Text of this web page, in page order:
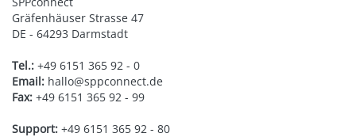
Gräfenhäuser Strasse 47
DE - 64293 Darmstadt
Tel.: +49 6151 365 92 - 0
Email: hallo@sppconnect.de
Fax: +49 6151 365 92 - 99
Support: +49 6151 365 92 - 80